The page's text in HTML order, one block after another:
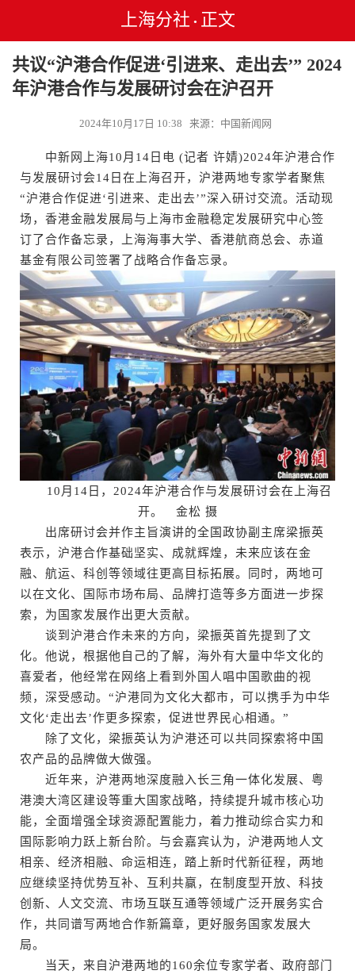
上海分社 • 正文
共议“沪港合作促进‘引进来、走出去’” 2024
年沪港合作与发展研讨会在沪召开
2024年10月17日 10:38 来源：中国新闻网
中新网上海10月14日电 (记者 许婧)2024年沪港合作
与发展研讨会14日在上海召开，沪港两地专家学者聚焦
“沪港合作促进‘引进来、走出去’”深入研讨交流。活动现
场，香港金融发展局与上海市金融稳定发展研究中心签
订了合作备忘录，上海海事大学、香港航商总会、赤道
基金有限公司签署了战略合作备忘录。
10月14日，2024年沪港合作与发展研讨会在上海召
开。 金松 摄
出席研讨会并作主旨演讲的全国政协副主席梁振英
表示，沪港合作基础坚实、成就辉煌，未来应该在金
融、航运、科创等领域往更高目标拓展。同时，两地可
以在文化、国际市场布局、品牌打造等多方面进一步探
索，为国家发展作出更大贡献。
谈到沪港合作未来的方向，梁振英首先提到了文
化。他说，根据他自己的了解，海外有大量中华文化的
喜爱者，他经常在网络上看到外国人唱中国歌曲的视
频，深受感动。“沪港同为文化大都市，可以携手为中华
文化‘走出去’作更多探索，促进世界民心相通。”
除了文化，梁振英认为沪港还可以共同探索将中国
农产品的品牌做大做强。
近年来，沪港两地深度融入长三角一体化发展、粤
港澳大湾区建设等重大国家战略，持续提升城市核心功
能，全面增强全球资源配置能力，着力推动综合实力和
国际影响力跃上新台阶。与会嘉宾认为，沪港两地人文
相亲、经济相融、命运相连，踏上新时代新征程，两地
应继续坚持优势互补、互利共赢，在制度型开放、科技
创新、人文交流、市场互联互通等领域广泛开展务实合
作，共同谱写两地合作新篇章，更好服务国家发展大
局。
当天，来自沪港两地的160余位专家学者、政府部门